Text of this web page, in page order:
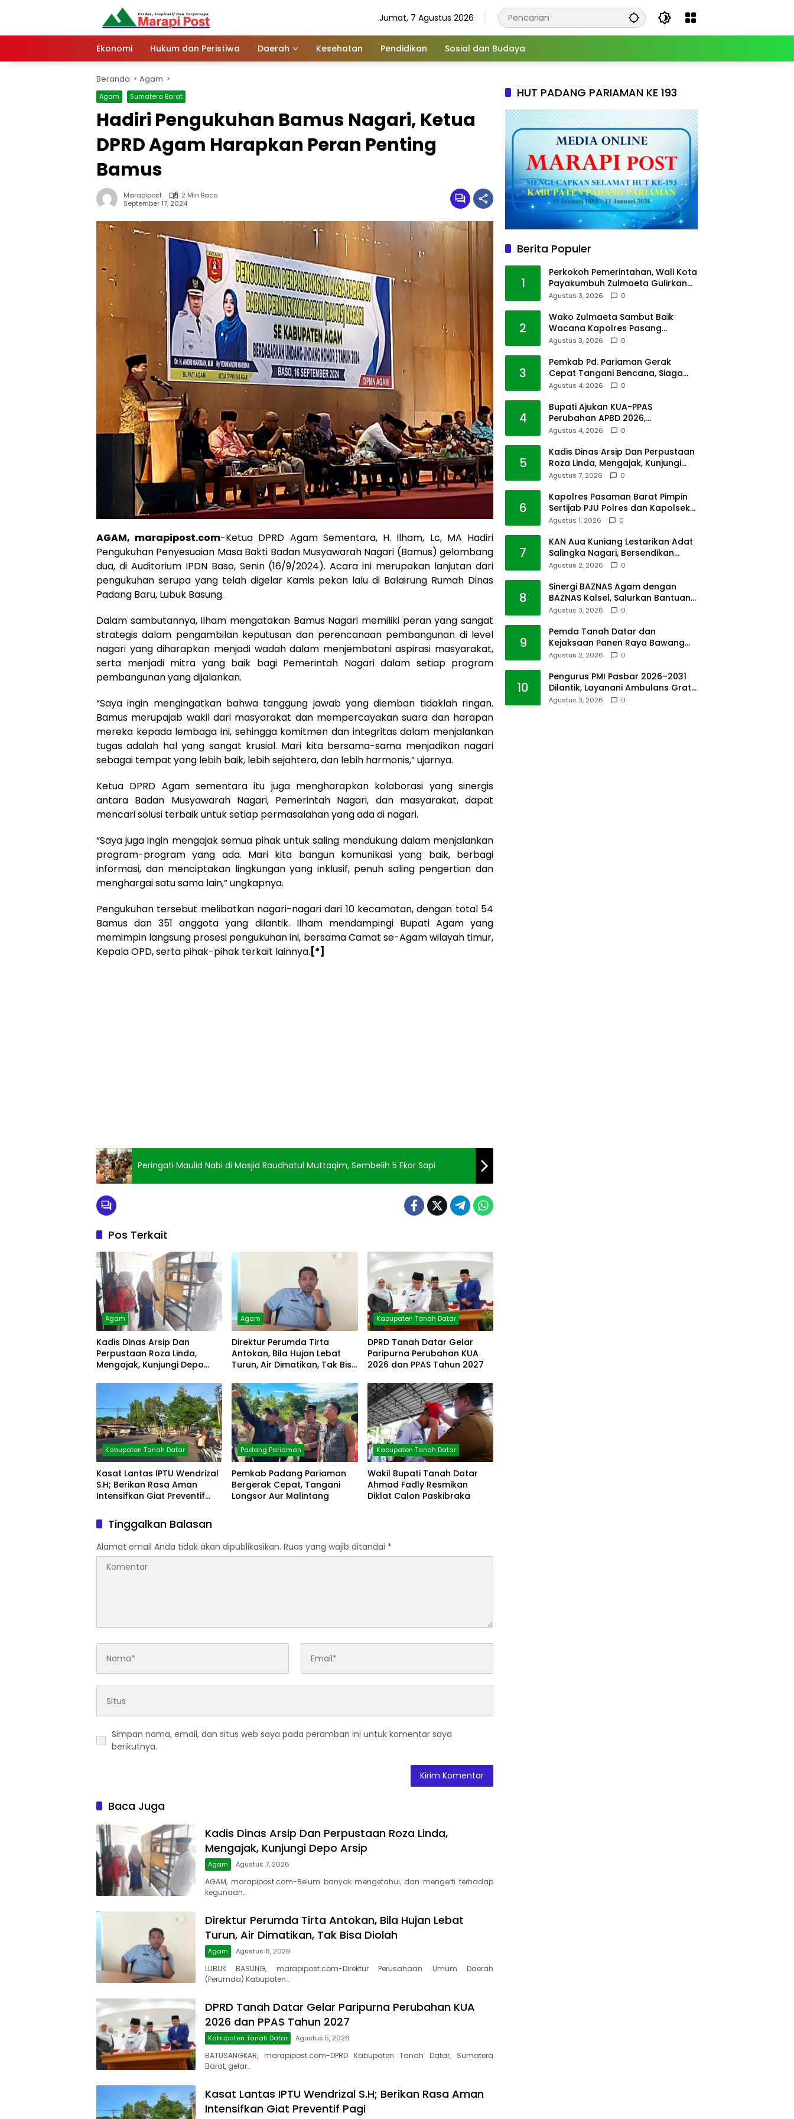
Jumat, 7 Agustus 2026
Ekonomi Hukum dan Peristiwa Daerah Kesehatan Pendidikan Sosial dan Budaya
Beranda Agam
Agam Sumatera Barat
Hadiri Pengukuhan Bamus Nagari, Ketua
DPRD Agam Harapkan Peran Penting
Bamus
Marapipost
2 Min Baca
September 17, 2024
AGAM, marapipost.com-Ketua DPRD Agam Sementara, H. Ilham, Lc, MA Hadiri
Pengukuhan Penyesuaian Masa Bakti Badan Musyawarah Nagari (Bamus) gelombang
dua, di Auditorium IPDN Baso, Senin (16/9/2024). Acara ini merupakan lanjutan dari
pengukuhan serupa yang telah digelar Kamis pekan lalu di Balairung Rumah Dinas
Padang Baru, Lubuk Basung.
Dalam sambutannya, Ilham mengatakan Bamus Nagari memiliki peran yang sangat
strategis dalam pengambilan keputusan dan perencanaan pembangunan di level
nagari yang diharapkan menjadi wadah dalam menjembatani aspirasi masyarakat,
serta menjadi mitra yang baik bagi Pemerintah Nagari dalam setiap program
pembangunan yang dijalankan.
“Saya ingin mengingatkan bahwa tanggung jawab yang diemban tidaklah ringan.
Bamus merupajab wakil dari masyarakat dan mempercayakan suara dan harapan
mereka kepada lembaga ini, sehingga komitmen dan integritas dalam menjalankan
tugas adalah hal yang sangat krusial. Mari kita bersama-sama menjadikan nagari
sebagai tempat yang lebih baik, lebih sejahtera, dan lebih harmonis,” ujarnya.
Ketua DPRD Agam sementara itu juga mengharapkan kolaborasi yang sinergis
antara Badan Musyawarah Nagari, Pemerintah Nagari, dan masyarakat, dapat
mencari solusi terbaik untuk setiap permasalahan yang ada di nagari.
“Saya juga ingin mengajak semua pihak untuk saling mendukung dalam menjalankan
program-program yang ada. Mari kita bangun komunikasi yang baik, berbagi
informasi, dan menciptakan lingkungan yang inklusif, penuh saling pengertian dan
menghargai satu sama lain,” ungkapnya.
Pengukuhan tersebut melibatkan nagari-nagari dari 10 kecamatan, dengan total 54
Bamus dan 351 anggota yang dilantik. Ilham mendampingi Bupati Agam yang
memimpin langsung prosesi pengukuhan ini, bersama Camat se-Agam wilayah timur,
Kepala OPD, serta pihak-pihak terkait lainnya. [*]
Peringati Maulid Nabi di Masjid Raudhatul Muttaqim, Sembelih 5 Ekor Sapi
Pos Terkait
Agam
Kadis Dinas Arsip Dan
Perpustaan Roza Linda,
Mengajak, Kunjungi Depo
Agam
Direktur Perumda Tirta
Antokan, Bila Hujan Lebat
Turun, Air Dimatikan, Tak Bisa
Kabupaten Tanah Datar
DPRD Tanah Datar Gelar
Paripurna Perubahan KUA
2026 dan PPAS Tahun 2027
Kabupaten Tanah Datar
Kasat Lantas IPTU Wendrizal
S.H; Berikan Rasa Aman
Intensifkan Giat Preventif
Padang Pariaman
Pemkab Padang Pariaman
Bergerak Cepat, Tangani
Longsor Aur Malintang
Kabupaten Tanah Datar
Wakil Bupati Tanah Datar
Ahmad Fadly Resmikan
Diklat Calon Paskibraka
Tinggalkan Balasan
Alamat email Anda tidak akan dipublikasikan. Ruas yang wajib ditandai *
Simpan nama, email, dan situs web saya pada peramban ini untuk komentar saya
berikutnya.
Baca Juga
Kadis Dinas Arsip Dan Perpustaan Roza Linda,
Mengajak, Kunjungi Depo Arsip
Agam Agustus 7, 2026
AGAM, marapipost.com-Belum banyak mengetahui, dan mengerti terhadap
kegunaan…
Direktur Perumda Tirta Antokan, Bila Hujan Lebat
Turun, Air Dimatikan, Tak Bisa Diolah
Agam Agustus 6, 2026
LUBUK BASUNG, marapipost.com-Direktur Perusahaan Umum Daerah
(Perumda) Kabupaten…
DPRD Tanah Datar Gelar Paripurna Perubahan KUA
2026 dan PPAS Tahun 2027
Kabupaten Tanah Datar Agustus 5, 2026
BATUSANGKAR, marapipost.com-DPRD Kabupaten Tanah Datar, Sumatera
Barat, gelar…
Kasat Lantas IPTU Wendrizal S.H; Berikan Rasa Aman
Intensifkan Giat Preventif Pagi
HUT PADANG PARIAMAN KE 193
Berita Populer
1
Perkokoh Pemerintahan, Wali Kota
Payakumbuh Zulmaeta Gulirkan
Jabatan
Agustus 3, 2026 0
2
Wako Zulmaeta Sambut Baik
Wacana Kapolres Pasang
Kamera Pantau Lalin
Agustus 3, 2026 0
3
Pemkab Pd. Pariaman Gerak
Cepat Tangani Bencana, Siaga
Cuaca Ekstrem
Agustus 4, 2026 0
4
Bupati Ajukan KUA-PPAS
Perubahan APBD 2026,
Pendapatan Pasbar Naik 15
Agustus 4, 2026 0
5
Kadis Dinas Arsip Dan Perpustaan
Roza Linda, Mengajak, Kunjungi
Depo Arsip
Agustus 7, 2026 0
6
Kapolres Pasaman Barat Pimpin
Sertijab PJU Polres dan Kapolsek
Sungai Beremas
Agustus 1, 2026 0
7
KAN Aua Kuniang Lestarikan Adat
Salingka Nagari, Bersendikan
Kitabullah
Agustus 2, 2026 0
8
Sinergi BAZNAS Agam dengan
BAZNAS Kalsel, Salurkan Bantuan
Bencana Alam
Agustus 3, 2026 0
9
Pemda Tanah Datar dan
Kejaksaan Panen Raya Bawang
Merah di Sawah Tangah
Agustus 2, 2026 0
10
Pengurus PMI Pasbar 2026–2031
Dilantik, Layanani Ambulans Gratis
ke Padang
Agustus 3, 2026 0